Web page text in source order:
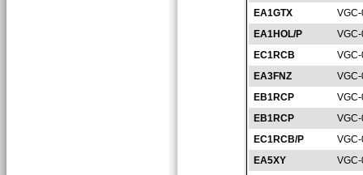
EA1GTX
EA1HOL/P
EC1RCB
EA3FNZ
EB1RCP
EB1RCP
EC1RCB/P
EA5XY